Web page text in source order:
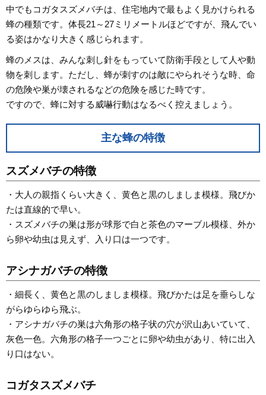
中でもコガタスズメバチは、住宅地内で最もよく見かけられる
蜂の種類です。体長21～27ミリメートルほどですが、飛んでい
る姿はかなり大きく感じられます。
蜂のメスは、みんな刺し針をもっていて防衛手段として人や動
物を刺します。ただし、蜂が刺すのは敵にやられそうな時、命
の危険や巣が壊されるなどの危険を感じた時です。
ですので、蜂に対する威嚇行動はなるべく控えましょう。
主な蜂の特徴
スズメバチの特徴
・大人の親指くらい大きく、黄色と黒のしましま模様。飛びか
たは直線的で早い。
・スズメバチの巣は形が球形で白と茶色のマーブル模様、外か
ら卵や幼虫は見えず、入り口は一つです。
アシナガバチの特徴
・細長く、黄色と黒のしましま模様。飛びかたは足を垂らしな
がらゆらゆら飛ぶ。
・アシナガバチの巣は六角形の格子状の穴が沢山あいていて、
灰色一色。六角形の格子一つごとに卵や幼虫があり、特に出入
り口はない。
コガタスズメバチ